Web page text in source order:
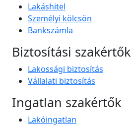
Lakáshitel
Személyi kölcsön
Bankszámla
Biztosítási szakértők
Lakossági biztosítás
Vállalati biztosítás
Ingatlan szakértők
Lakóingatlan